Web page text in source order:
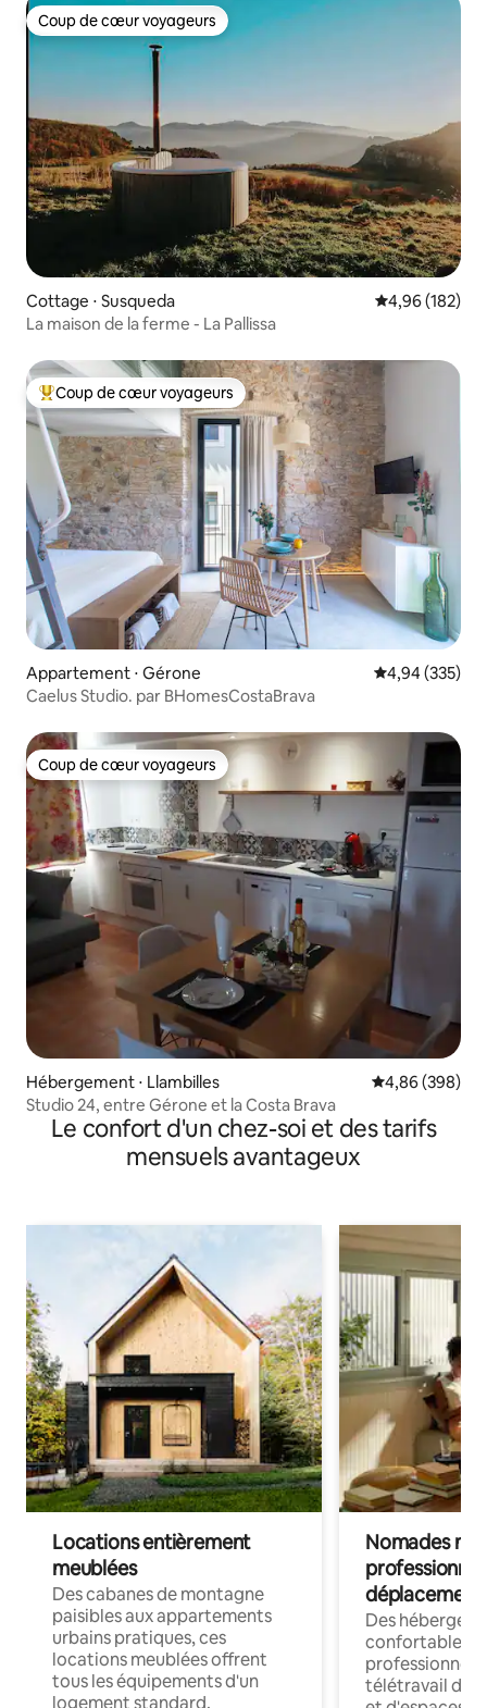
Coup de cœur voyageurs
Coup de cœur voyageurs
Cottage ⋅ Susqueda Évaluation
4,96 (182)
La maison de la ferme - La Pallissa
Coups de cœur voyageurs les plus appréciés
Coup de cœur voyageurs
Appartement ⋅ Gérone Évaluation
4,94 (335)
Caelus Studio. par BHomesCostaBrava
Coup de cœur voyageurs
Coup de cœur voyageurs
Hébergement ⋅ Llambilles Évaluation
4,86 (398)
Studio 24, entre Gérone et la Costa Brava
Le confort d'un chez-soi et des tarifs
mensuels avantageux
Locations entièrement
meublées
Des cabanes de montagne
paisibles aux appartements
urbains pratiques, ces
locations meublées offrent
tous les équipements d'un
Nomades
déplacement
Des
confortables
professionnels
télétravail